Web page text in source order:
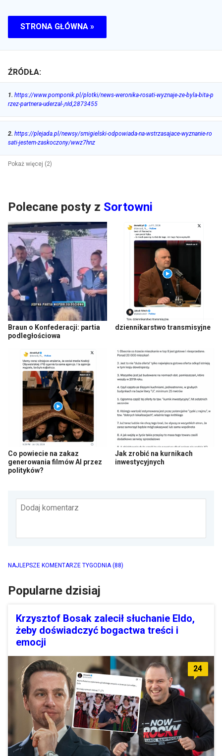
STRONA GŁÓWNA »
ŹRÓDŁA:
1. https://www.pomponik.pl/plotki/news-weronika-rosati-wyznaje-ze-byla-bita-p
rzez-partnera-uderzal-,nId,2873455
2. https://plejada.pl/newsy/smigielski-odpowiada-na-wstrzasajace-wyznanie-ro
sati-jestem-zaskoczony/wwz7hnz
Pokaż więcej (2)
Polecane posty z Sortowni
Braun o Konfederacji: partia
podległościowa
dziennikarstwo transmisyjne
Co powiecie na zakaz
generowania filmów AI przez
polityków?
Jak zrobić na kurnikach
inwestycyjnych
Dodaj komentarz
NAJLEPSZE KOMENTARZE TYGODNIA(88)
Popularne dzisiaj
Krzysztof Bosak zalecił słuchanie Eldo,
żeby doświadczyć bogactwa treści i
emocji
24